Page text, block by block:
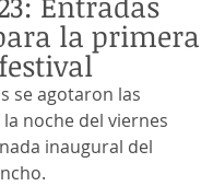
la primera
se agotaron las
noche del viernes
inaugural del